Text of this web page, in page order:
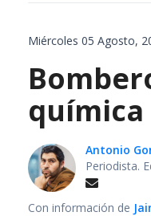
Miércoles 05 Agosto,
Antonio
Periodista.
Con información de